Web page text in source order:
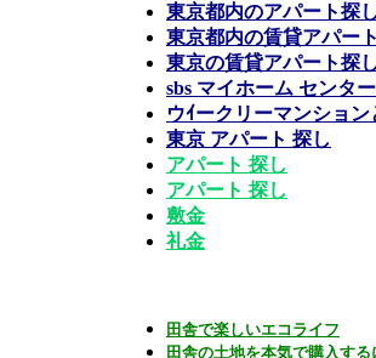
東京都内のアパート探
東京都内の賃貸アパー
東京の賃貸アパート探
sbs マイホーム センタ
ウｲークリーマンション
東京 アパート 探し
アパート 探し
アパート 探し
敷金
礼金
田舎で楽しいエコライフ
田舎の土地を本気で購入する